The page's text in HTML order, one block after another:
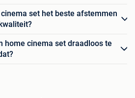
set het beste afstemmen
home cinema set draadloos te